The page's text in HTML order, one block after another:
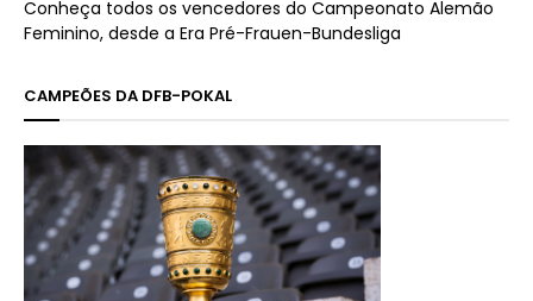
Conheça todos os vencedores do Campeonato Alemão
Feminino, desde a Era Pré-Frauen-Bundesliga
CAMPEÕES DA DFB-POKAL